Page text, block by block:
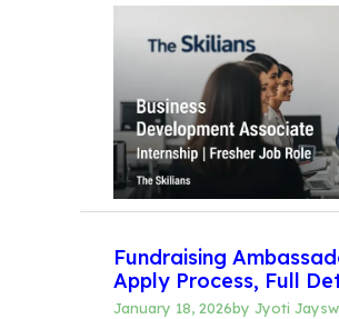
Fundraising
Apply Process, Full
January 18, 2026by Jyoti